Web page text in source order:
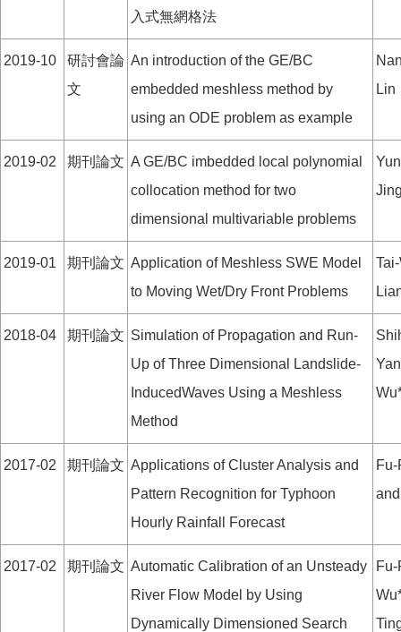
入式無網格法
2019-10
研討會論
文
An introduction of the GE/BC
embedded meshless method by
using an ODE problem as example
Lin
2019-02 期刊論文 A GE/BC imbedded local polynomial
collocation method for two
dimensional multivariable problems
2019-01 期刊論文 Application of Meshless SWE Model
to Moving Wet/Dry Front Problems
2018-04 期刊論文 Simulation of Propagation and Run-
Up of Three Dimensional Landslide-
InducedWaves Using a Meshless
Method
2017-02 期刊論文 Applications of Cluster Analysis and
Pattern Recognition for Typhoon
Hourly Rainfall Forecast
2017-02 期刊論文 Automatic Calibration of an Unsteady
River Flow Model by Using
Dynamically Dimensioned Search